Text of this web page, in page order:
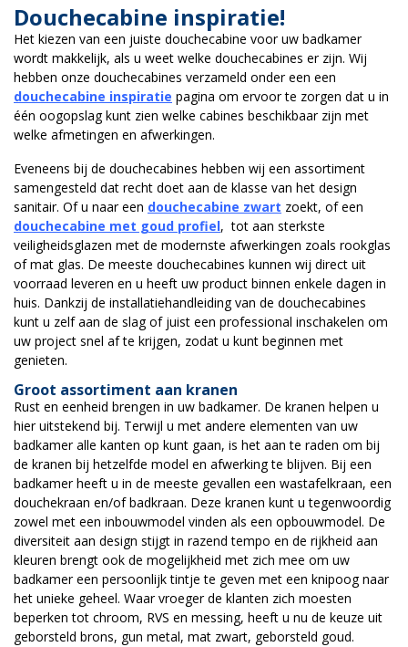
Douchecabine inspiratie!
Het kiezen van een juiste douchecabine voor uw badkamer
wordt makkelijk, als u weet welke douchecabines er zijn. Wij
hebben onze douchecabines verzameld onder een een
douchecabine inspiratie pagina om ervoor te zorgen dat u in
één oogopslag kunt zien welke cabines beschikbaar zijn met
welke afmetingen en afwerkingen.
Eveneens bij de douchecabines hebben wij een assortiment
samengesteld dat recht doet aan de klasse van het design
sanitair. Of u naar een douchecabine zwart zoekt, of een
douchecabine met goud profiel, tot aan sterkste
veiligheidsglazen met de modernste afwerkingen zoals rookglas
of mat glas. De meeste douchecabines kunnen wij direct uit
voorraad leveren en u heeft uw product binnen enkele dagen in
huis. Dankzij de installatiehandleiding van de douchecabines
kunt u zelf aan de slag of juist een professional inschakelen om
uw project snel af te krijgen, zodat u kunt beginnen met
genieten.
Groot assortiment aan kranen
Rust en eenheid brengen in uw badkamer. De kranen helpen u
hier uitstekend bij. Terwijl u met andere elementen van uw
badkamer alle kanten op kunt gaan, is het aan te raden om bij
de kranen bij hetzelfde model en afwerking te blijven. Bij een
badkamer heeft u in de meeste gevallen een wastafelkraan, een
douchekraan en/of badkraan. Deze kranen kunt u tegenwoordig
zowel met een inbouwmodel vinden als een opbouwmodel. De
diversiteit aan design stijgt in razend tempo en de rijkheid aan
kleuren brengt ook de mogelijkheid met zich mee om uw
badkamer een persoonlijk tintje te geven met een knipoog naar
het unieke geheel. Waar vroeger de klanten zich moesten
beperken tot chroom, RVS en messing, heeft u nu de keuze uit
geborsteld brons, gun metal, mat zwart, geborsteld goud.